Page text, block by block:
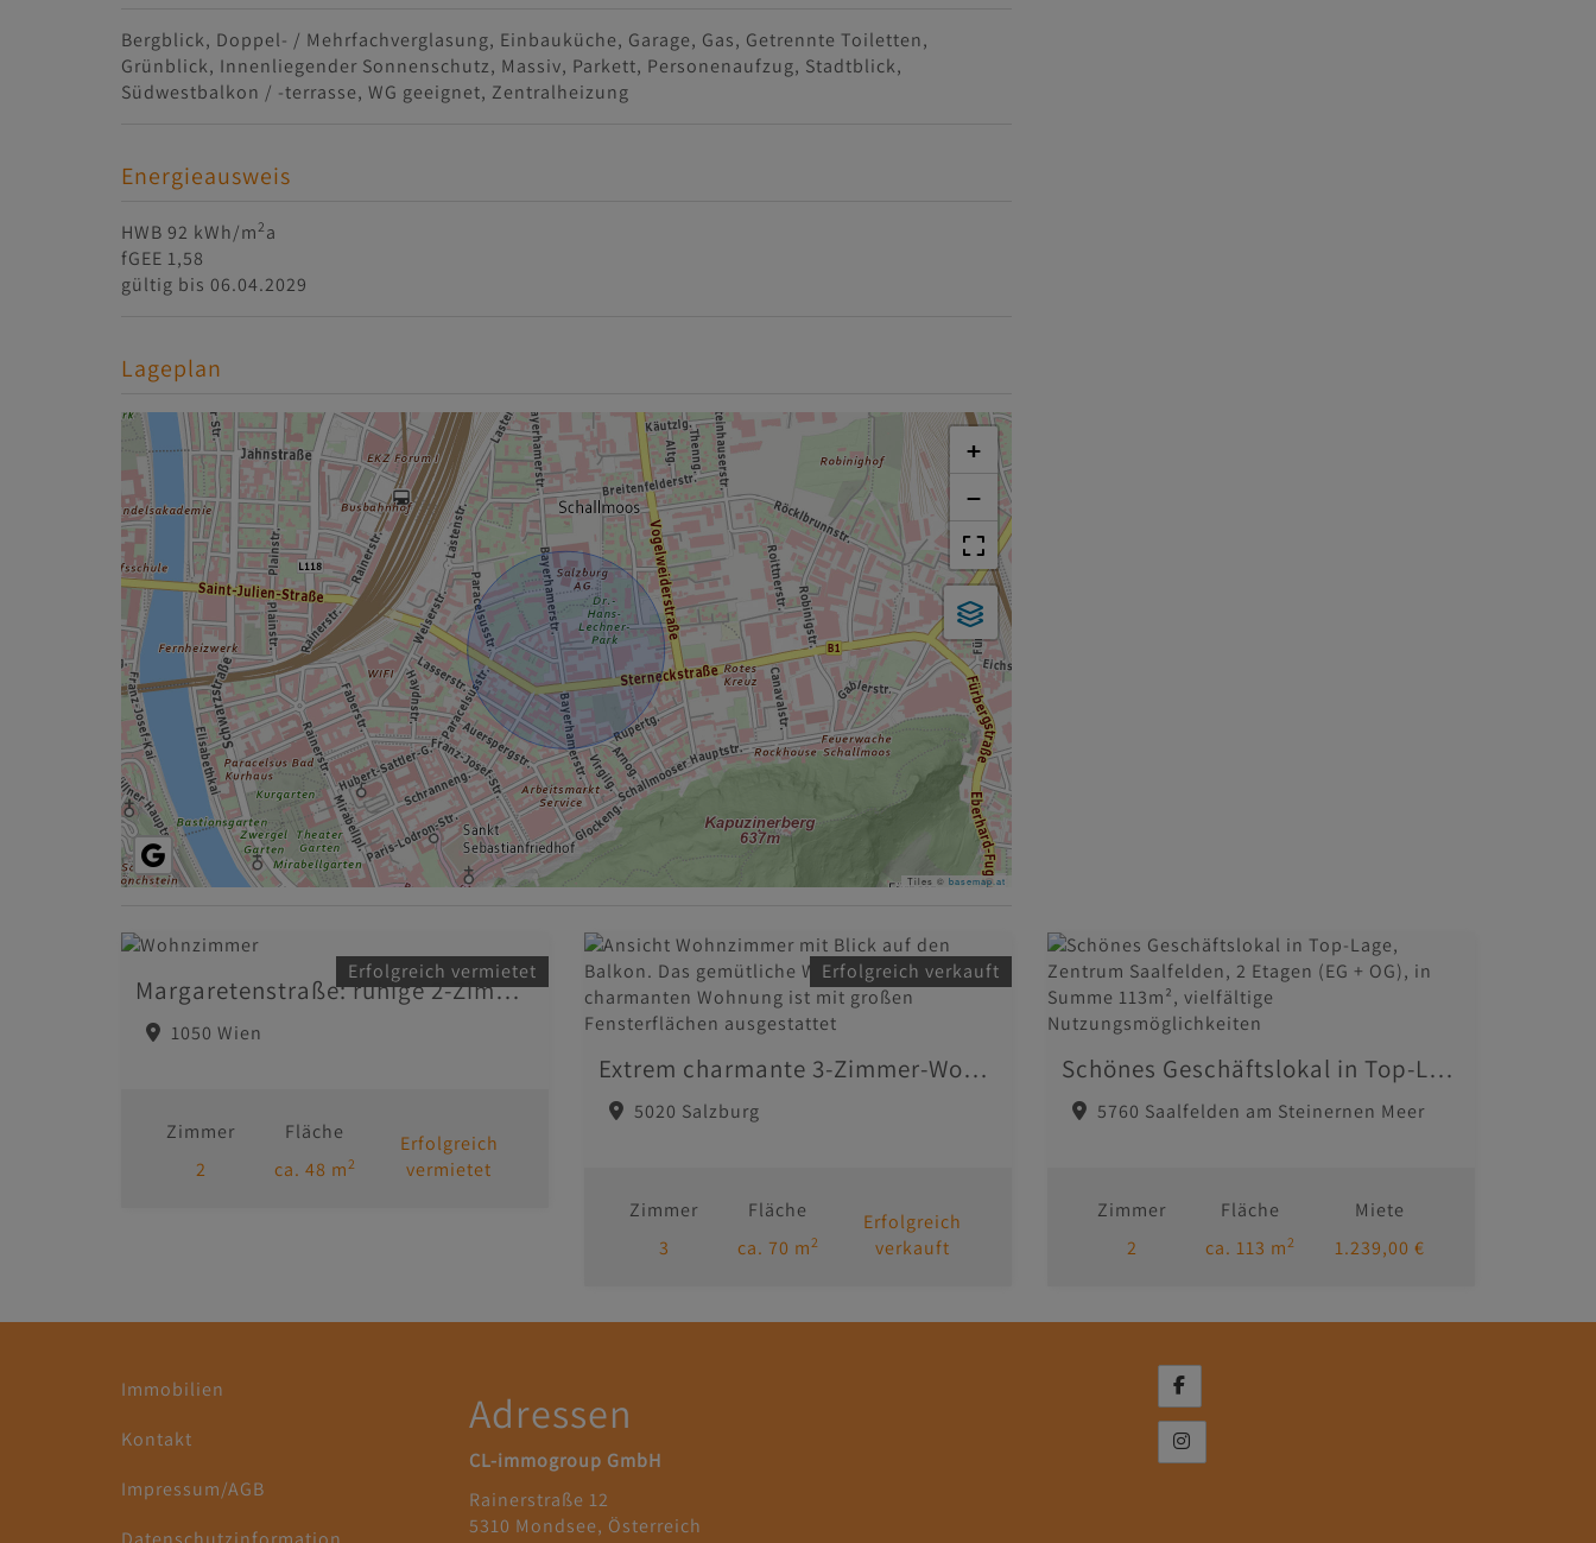
Bergblick Doppel- / Mehrfachverglasung Einbauküche Garage Gas Getrennte Toiletten
Grünblick Innenliegender Sonnenschutz Massiv Parkett Personenaufzug Stadtblick
Südwestbalkon / -terrasse WG geeignet Zentralheizung
Energieausweis
HWB 92 kWh/m2 a
fGEE 1,58
gültig bis 06.04.2029
Lageplan
+
−
Tiles © basemap.at
Erfolgreich vermietet
Margaretenstraße: ruhige 2-Zimmer-DG-Wohnung mit 2 Balkonen
1050 Wien
Zimmer
2
Fläche
ca. 48 m2
Erfolgreich
vermietet
Erfolgreich verkauft
Extrem charmante 3-Zimmer-Wohnung in zentraler Lage von Salzburg zu kaufen
5020 Salzburg
Zimmer
3
Fläche
ca. 70 m2
Erfolgreich
verkauft
Schönes Geschäftslokal in Top-Lage, Zentrum Saalfelden, 2 Etagen (EG + OG), in Summe 113m², vielfältige Nutzungsmöglichkeiten
5760 Saalfelden am Steinernen Meer
Zimmer
2
Fläche
ca. 113 m2
Miete
1.239,00 €
Immobilien
Kontakt
Impressum/AGB
Adressen
CL-immogroup GmbH
Rainerstraße 12
5310 Mondsee, Österreich